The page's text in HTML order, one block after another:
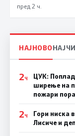
пред 2 ч.
НАЈНОВО
2Ч
ЦУК:
ширење на
пожари
2Ч
Гори ниска
Лисиче и